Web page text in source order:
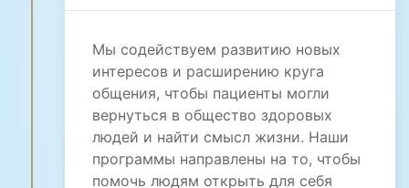
Мы содействуем развитию новых
интересов и расширению круга
общения, чтобы пациенты могли
вернуться в общество здоровых
людей и найти смысл жизни. Наши
программы направлены на то, чтобы
помочь людям открыть для себя